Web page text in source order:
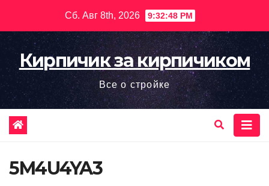
содержимому
Сб. Авг 8th, 2026 9:32:49 PM
Кирпичик за кирпичиком
Все о стройке
5M4U4YA3